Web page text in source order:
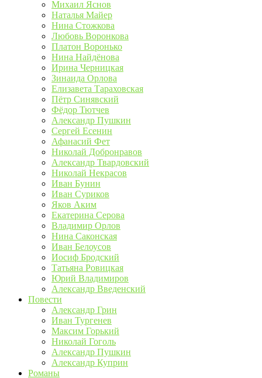
Михаил Яснов
Наталья Майер
Нина Стожкова
Любовь Воронкова
Платон Воронько
Нина Найдёнова
Ирина Черницкая
Зинаида Орлова
Елизавета Тараховская
Пётр Синявский
Фёдор Тютчев
Александр Пушкин
Сергей Есенин
Афанасий Фет
Николай Добронравов
Александр Твардовский
Николай Некрасов
Иван Бунин
Иван Суриков
Яков Аким
Екатерина Серова
Владимир Орлов
Нина Саконская
Иван Белоусов
Иосиф Бродский
Татьяна Ровицкая
Юрий Владимиров
Александр Введенский
Повести
Александр Грин
Иван Тургенев
Максим Горький
Николай Гоголь
Александр Пушкин
Александр Куприн
Романы